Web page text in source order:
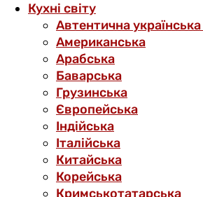
Кухні світу
Автентична
Американська
Арабська
Баварська
Грузинська
Європейська
Індійська
Італійська
Китайська
Корейська
Кримськотатарська